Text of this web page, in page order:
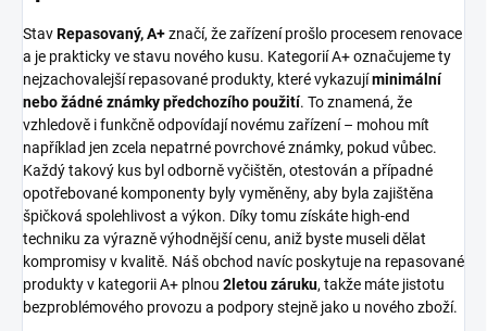
StavRepasovaný, A+značí, že zařízení prošlo procesem renovace
a je prakticky ve stavu nového kusu. Kategorií A+ označujeme ty
nejzachovalejší repasované produkty, které vykazujíminimální
nebo žádné známky předchozího použití. To znamená, že
vzhledově i funkčně odpovídají novému zařízení – mohou mít
například jen zcela nepatrné povrchové známky, pokud vůbec.
Každý takový kus byl odborně vyčištěn, otestován a případné
opotřebované komponenty byly vyměněny, aby byla zajištěna
špičková spolehlivost a výkon. Díky tomu získáte high-end
techniku za výrazně výhodnější cenu, aniž byste museli dělat
kompromisy v kvalitě. Náš obchod navíc poskytuje na repasované
produkty v kategorii A+ plnou 2letou záruku, takže máte jistotu
bezproblémového provozu a podpory stejně jako u nového zboží.